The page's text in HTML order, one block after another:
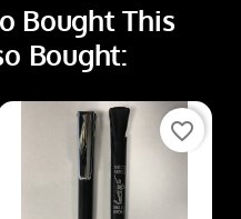
Bought This
Bought:
favorite_border